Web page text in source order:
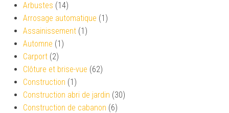
Arbustes (14)
Arrosage automatique (1)
Assainissement (1)
Automne (1)
Carport (2)
Clôture et brise-vue (62)
Construction (1)
Construction abri de jardin (30)
Construction de cabanon (6)